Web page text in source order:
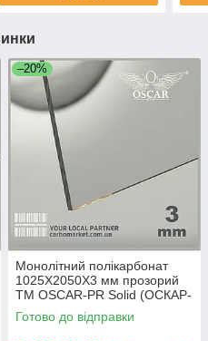
–20%
Монолітний полікарбонат
1025Х2050Х3 мм прозорий
TM OSCAR-PR Solid (ОСКАР-
Преміум) Сербія
Готово до відправки